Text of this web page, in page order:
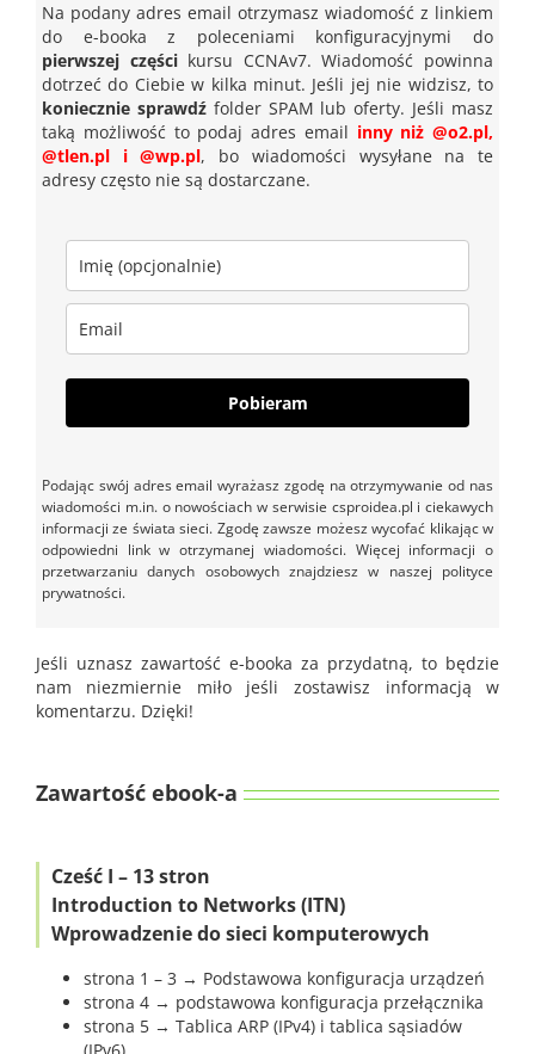
Na podany adres email otrzymasz wiadomość z linkiem
do e-booka z poleceniami konfiguracyjnymi do
pierwszej częścikursu CCNAv7. Wiadomość powinna
dotrzeć do Ciebie w kilka minut. Jeśli jej nie widzisz, to
koniecznie sprawdźfolder SPAM lub oferty. Jeśli masz
taką możliwość to podaj adres email inny niż @o2.pl,
@tlen.pl i @wp.pl, bo wiadomości wysyłane na te
adresy często nie są dostarczane.
Pobieram
Podając swój adres email wyrażasz zgodę na otrzymywanie od nas
wiadomości m.in. o nowościach w serwisie csproidea.pl i ciekawych
informacji ze świata sieci. Zgodę zawsze możesz wycofać klikając w
odpowiedni link w otrzymanej wiadomości. Więcej informacji o
przetwarzaniu danych osobowych znajdziesz w naszej polityce
prywatności.
Jeśli uznasz zawartość e-booka za przydatną, to będzie
nam niezmiernie miło jeśli zostawisz informacją w
komentarzu. Dzięki!
Zawartość ebook-a
Cześć I – 13 stron
Introduction to Networks (ITN)
Wprowadzenie do sieci komputerowych
strona 1 – 3 → Podstawowa konfiguracja urządzeń
strona 4 → podstawowa konfiguracja przełącznika
strona 5 → Tablica ARP (IPv4) i tablica sąsiadów